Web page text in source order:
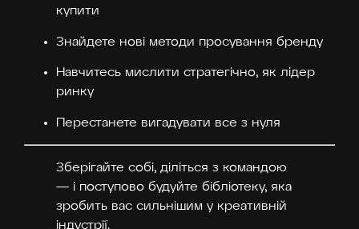
купити
Знайдете нові методи просування бренду
Навчитесь мислити стратегічно, як лідер
ринку
Перестанете вигадувати все з нуля
Зберігайте собі, діліться з командою
— і поступово будуйте бібліотеку, яка
зробить вас сильнішим у креативній
індустрії.